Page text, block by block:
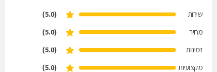
שירות
(5.0)
מחיר
(5.0)
זמינות
(5.0)
מקצועיות
(5.0)